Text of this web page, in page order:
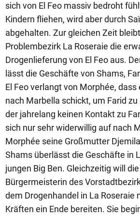
sich von El Feo massiv bedroht
Kindern fliehen, wird aber durch
abgehalten. Zur gleichen Zeit
Problembezirk La Roseraie die
Drogenlieferung von El Feo aus.
lässt die Geschäfte von Shams,
El Feo verlangt von Morphée, dass
nach Marbella schickt, um Farid
der jahrelang keinen Kontakt zu
sich nur sehr widerwillig auf nach
Morphée seine Großmutter
Shams überlässt die Geschäfte in
jungen Big Ben. Gleichzeitig will
Bürgermeisterin des
dem Drogenhandel in La Roseraie
Kräften ein Ende bereiten. Sie